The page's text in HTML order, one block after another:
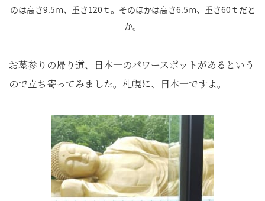
のは高さ9.5ｍ、重さ120ｔ。そのほかは高さ6.5ｍ、重さ60ｔだと
か。
お墓参りの帰り道、日本一のパワースポットがあるという
ので立ち寄ってみました。札幌に、日本一ですよ。